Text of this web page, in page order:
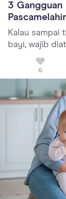
3 Gangguan
Kalau sampai
bayi, wajib
0